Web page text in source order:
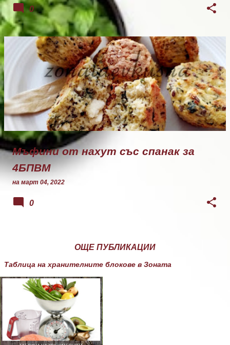
0
Мъфини от нахут със спанак за
4БПВМ
на март 04, 2022
0
ОЩЕ ПУБЛИКАЦИИ
Таблица на хранителните блокове в Зоната